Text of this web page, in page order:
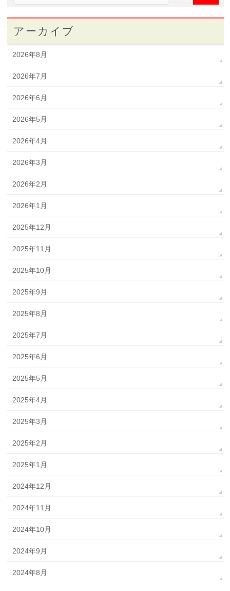
アーカイブ
2026年8月
2026年7月
2026年6月
2026年5月
2026年4月
2026年3月
2026年2月
2026年1月
2025年12月
2025年11月
2025年10月
2025年9月
2025年8月
2025年7月
2025年6月
2025年5月
2025年4月
2025年3月
2025年2月
2025年1月
2024年12月
2024年11月
2024年10月
2024年9月
2024年8月